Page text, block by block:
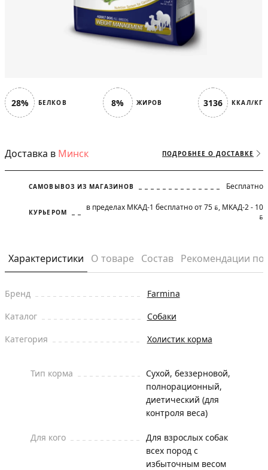
28% БЕЛКОВ 8% ЖИРОВ 3136 ККАЛ/КГ
Доставка в Минск ПОДРОБНЕЕ О ДОСТАВКЕ
САМОВЫВОЗ ИЗ МАГАЗИНОВ Бесплатно
КУРЬЕРОМ в пределах МКАД-1 бесплатно от 75 BYN, МКАД-2 - 10
BYN
Характеристики О товаре Состав Рекомендации
Бренд
Farmina
Каталог
Собаки
Категория
Холистик корма
Тип корма
Сухой, беззерновой,
полнорационный,
диетический (для
контроля веса)
Для кого
Для взрослых собак
всех пород с
избыточным весом